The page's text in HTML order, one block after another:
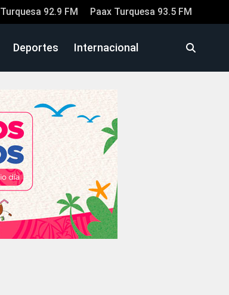
Turquesa 92.9 FM Paax Turquesa 93.5 FM
Deportes Internacional